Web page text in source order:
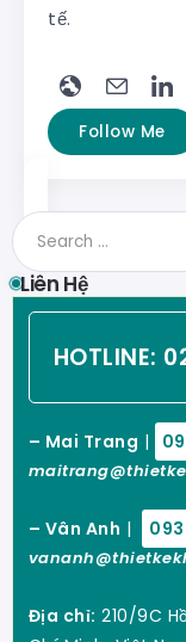
tế.
Follow Me
Liên Hệ
HOTLINE:
– Mai Trang |
– Vân Anh |
Địa chỉ: 210/9C